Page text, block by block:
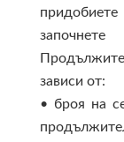
зависи от:
• броя на